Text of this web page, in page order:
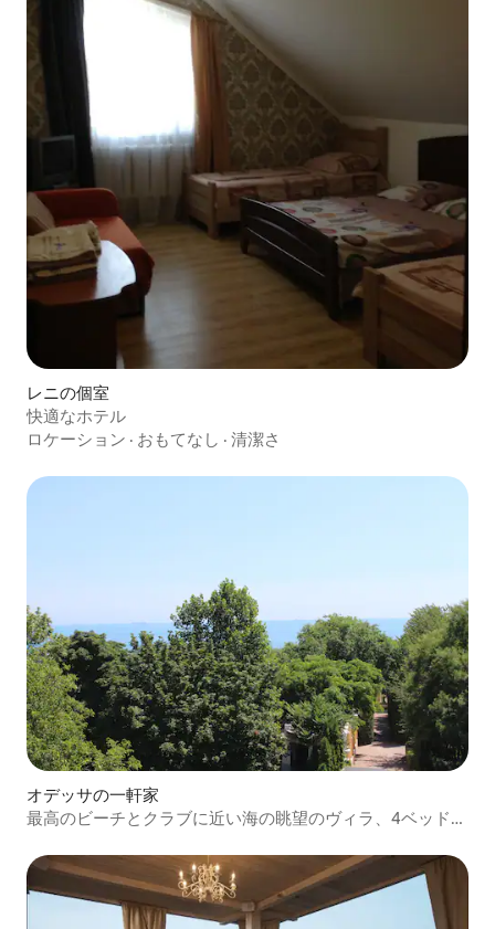
レニの個室
快適なホテル
ロケーション · おもてなし · 清潔さ
オデッサの一軒家
最高のビーチとクラブに近い海の眺望のヴィラ、4ベッドル